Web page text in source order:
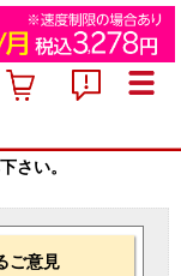
さい。
ご意見